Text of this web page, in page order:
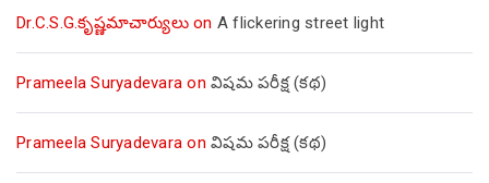
Dr.C.S.G.కృష్ణమాచార్యులుon A flickering street light
Prameela Suryadevara on విషమ పరీక్ష (క‌థ‌)
Prameela Suryadevara on విషమ పరీక్ష (క‌థ‌)